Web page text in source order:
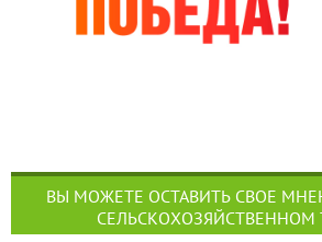
ВЫ МОЖЕТЕ ОСТАВИТЬ СВОЕ
СЕЛЬСКОХОЗЯЙСТВЕННОМ